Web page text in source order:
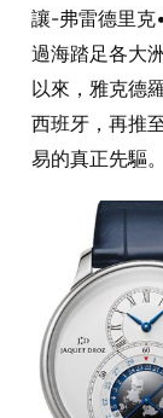
讓-弗雷德里
過海踏足各大
以來，雅克德
西班牙，再推
易的真正先驅。